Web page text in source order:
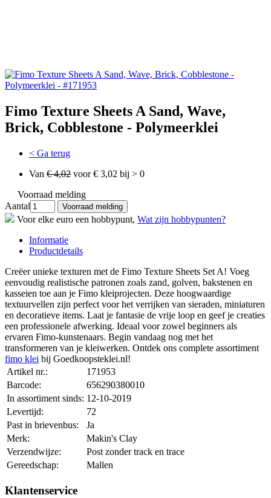
Fimo Texture Sheets A Sand, Wave,
Brick, Cobblestone - Polymeerklei
< Ga terug
Van € 4,02 voor € 3,02 bij > 0
Voorraad melding
Aantal
Voor elke euro een hobbypunt, Wat zijn hobbypunten?
Informatie
Productdetails
Creëer unieke texturen met de Fimo Texture Sheets Set A! Voeg
eenvoudig realistische patronen zoals zand, golven, bakstenen en
kasseien toe aan je Fimo kleiprojecten. Deze hoogwaardige
textuurvellen zijn perfect voor het verrijken van sieraden, miniaturen
en decoratieve items. Laat je fantasie de vrije loop en geef je creaties
een professionele afwerking. Ideaal voor zowel beginners als
ervaren Fimo-kunstenaars. Begin vandaag nog met het
transformeren van je kleiwerken. Ontdek ons complete assortiment
fimo klei bij Goedkoopsteklei.nl!
Artikel nr.:
171953
Barcode:
656290380010
In assortiment sinds: 12-10-2019
Levertijd:
72
Past in brievenbus:
Ja
Merk:
Makin's Clay
Verzendwijze:
Post zonder track en trace
Gereedschap:
Mallen
Klantenservice